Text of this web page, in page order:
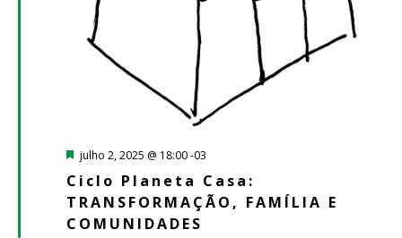
Ciclo Planeta Casa:
TRANSFORMAÇÃO, FAMÍLIA E
COMUNIDADES
Destacado
julho 2, 2025 @ 18:00 -03